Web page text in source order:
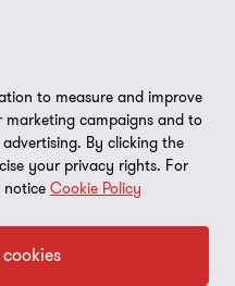
(RSE)
to measure and improve
marketing campaigns and to
By clicking the
your privacy rights. For
notice Cookie Policy